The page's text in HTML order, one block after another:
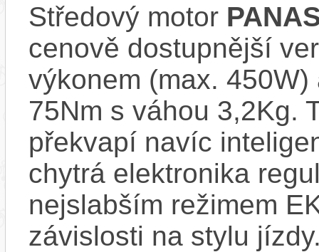
Středový motor
cenově dostupnější
výkonem (max.
75Nm s váhou 3,2Kg.
překvapí navíc
chytrá elektronika
nejslabším režimem
závislosti na stylu